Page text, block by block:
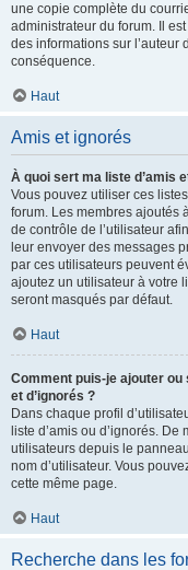
une copie complète du
administrateur du forum. Il
des informations sur l’auteur
conséquence.
Haut
Amis et ignorés
À quoi sert ma liste d’amis
Vous pouvez utiliser ces
forum. Les membres ajoutés
de contrôle de l’utilisateur
leur envoyer des messages
par ces utilisateurs peuvent
ajoutez un utilisateur à votre
seront masqués par défaut.
Haut
Comment puis-je ajouter
et d’ignorés ?
Dans chaque profil
liste d’amis ou d’ignorés.
utilisateurs depuis le
nom d’utilisateur. Vous
cette même page.
Haut
Recherche dans les